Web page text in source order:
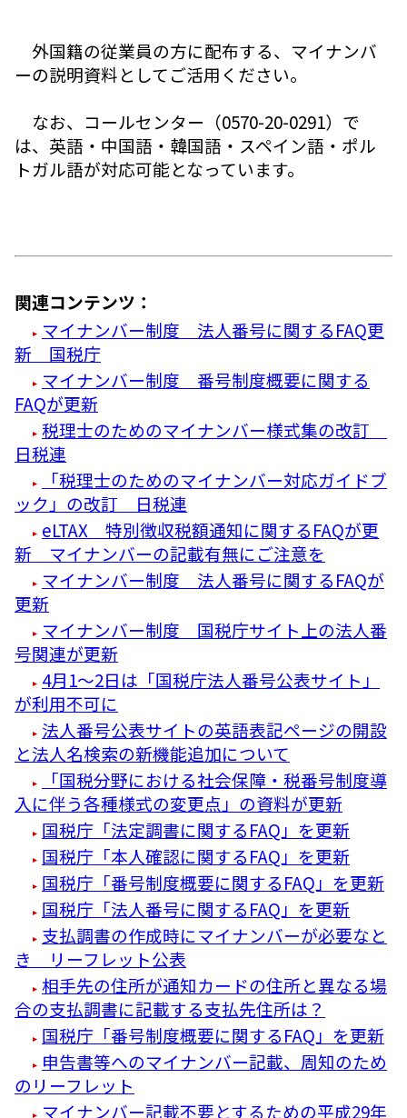
外国籍の従業員の方に配布する、マイナンバ
ーの説明資料としてご活用ください。
なお、コールセンター（0570-20-0291）で
は、英語・中国語・韓国語・スペイン語・ポル
トガル語が対応可能となっています。
関連コンテンツ：
マイナンバー制度 法人番号に関するFAQ更
新 国税庁
マイナンバー制度 番号制度概要に関する
FAQが更新
税理士のためのマイナンバー様式集の改訂
日税連
「税理士のためのマイナンバー対応ガイドブ
ック」の改訂 日税連
eLTAX 特別徴収税額通知に関するFAQが更
新 マイナンバーの記載有無にご注意を
マイナンバー制度 法人番号に関するFAQが
更新
マイナンバー制度 国税庁サイト上の法人番
号関連が更新
4月1～2日は「国税庁法人番号公表サイト」
が利用不可に
法人番号公表サイトの英語表記ページの開設
と法人名検索の新機能追加について
「国税分野における社会保障・税番号制度導
入に伴う各種様式の変更点」の資料が更新
国税庁「法定調書に関するFAQ」を更新
国税庁「本人確認に関するFAQ」を更新
国税庁「番号制度概要に関するFAQ」を更新
国税庁「法人番号に関するFAQ」を更新
支払調書の作成時にマイナンバーが必要なと
き リーフレット公表
相手先の住所が通知カードの住所と異なる場
合の支払調書に記載する支払先住所は？
国税庁「番号制度概要に関するFAQ」を更新
申告書等へのマイナンバー記載、周知のため
のリーフレット
マイナンバー記載不要とするための平成29年